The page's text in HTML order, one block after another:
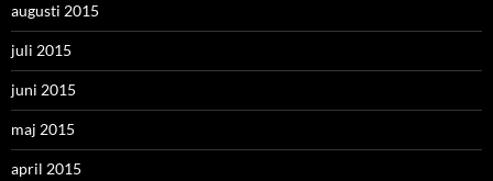
augusti 2015
juli 2015
juni 2015
maj 2015
april 2015